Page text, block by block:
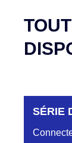
SÉRIE